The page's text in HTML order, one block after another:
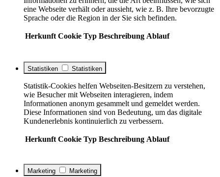
eine Webseite verhält oder aussieht, wie z. B. Ihre bevorzugte
Sprache oder die Region in der Sie sich befinden.
Herkunft Cookie Typ Beschreibung Ablauf
Statistiken Statistiken
Statistik-Cookies helfen Webseiten-Besitzern zu verstehen,
wie Besucher mit Webseiten interagieren, indem
Informationen anonym gesammelt und gemeldet werden.
Diese Informationen sind von Bedeutung, um das digitale
Kundenerlebnis kontinuierlich zu verbessern.
Herkunft Cookie Typ Beschreibung Ablauf
Marketing Marketing